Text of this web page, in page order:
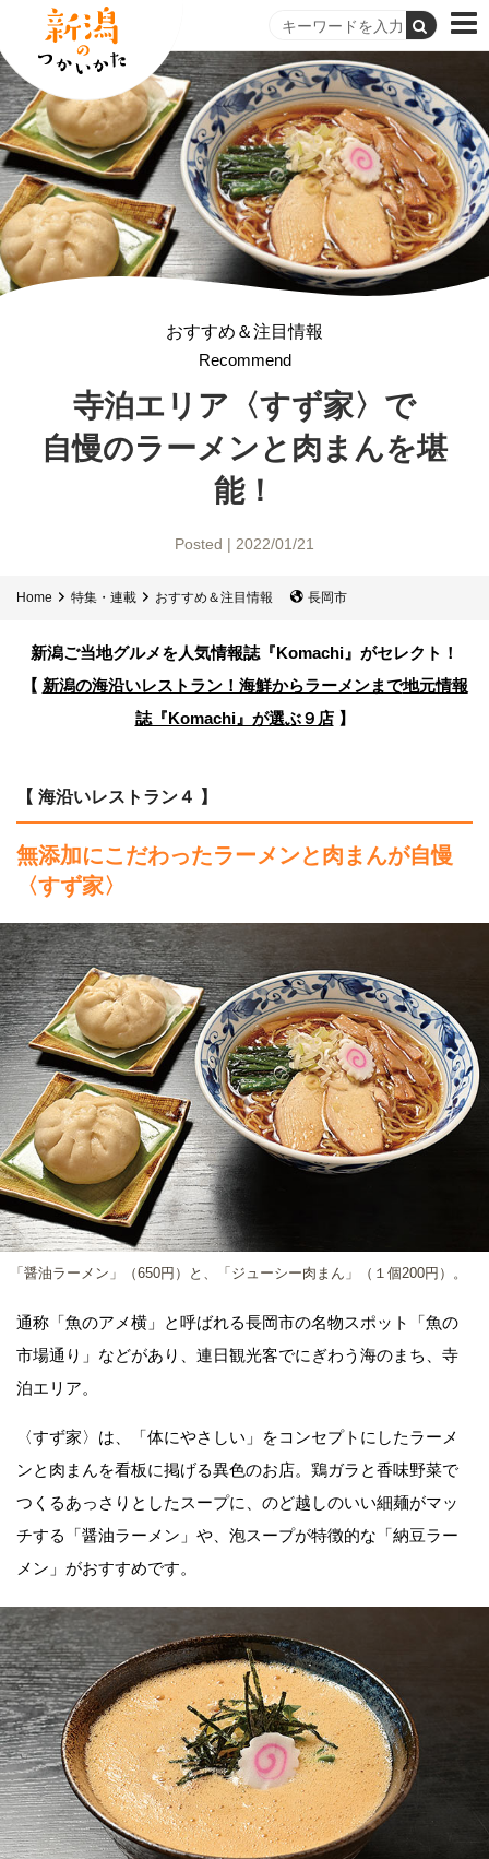
おすすめ＆注目情報
Recommend
寺泊エリア〈すず家〉で
自慢のラーメンと肉まんを堪
能！
Posted | 2022/01/21
Home 特集・連載 おすすめ＆注目情報 長岡市
新潟ご当地グルメを人気情報誌 『Komachi』がセレクト！
【 新潟の海沿いレストラン！海鮮からラーメンまで地元情報
誌『Komachi』が選ぶ９店】
【 海沿いレストラン４ 】
無添加にこだわったラーメンと肉まんが自慢
〈すず家〉
「醤油ラーメン」（650円）と、「ジューシー肉まん」（１個200円）。
通称「魚のアメ横」と呼ばれる長岡市の名物スポット「魚の
市場通り」などがあり、連日観光客でにぎわう海のまち、寺
泊エリア。
〈すず家〉は、「体にやさしい」をコンセプトにしたラーメ
ンと肉まんを看板に掲げる異色のお店。鶏ガラと香味野菜で
つくるあっさりとしたスープに、のど越しのいい細麺がマッ
チする「醤油ラーメン」や、泡スープが特徴的な「納豆ラー
メン」がおすすめです。